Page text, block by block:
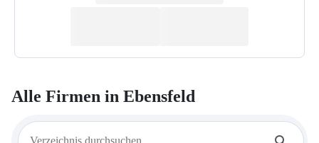
Alle Firmen in Ebensfeld